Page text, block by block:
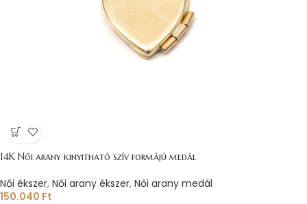
14K Női arany kinyitható szív formájú medál
Női ékszer, Női arany ékszer, Női arany medál
150.040 Ft